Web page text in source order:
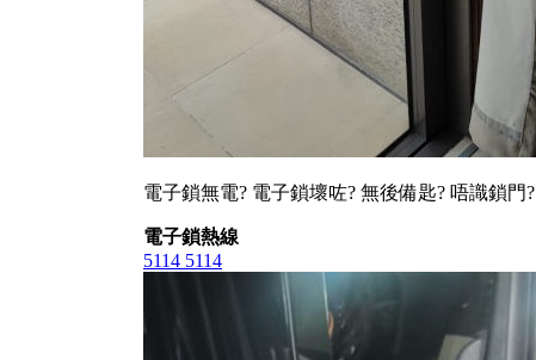
電子鎖無電? 電子鎖壞咗? 無後備匙? 唔識鎖門?
電子鎖熱線
5114 5114